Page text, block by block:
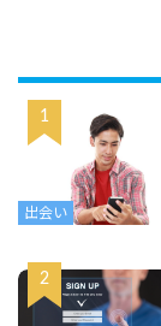
出会い